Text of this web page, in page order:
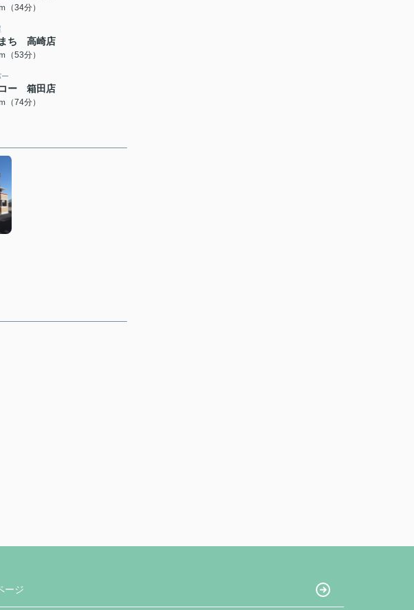
（34分）
ち 高崎店
（53分）
ー
ー 箱田店
（74分）
ージ